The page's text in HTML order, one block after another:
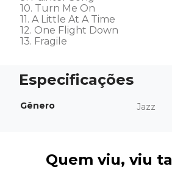
10. Turn Me On
11. A Little At A Time
12. One Flight Down
13. Fragile
Gênero Jazz
Quem viu, viu